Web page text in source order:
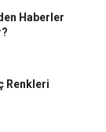
Haberler
Renkleri